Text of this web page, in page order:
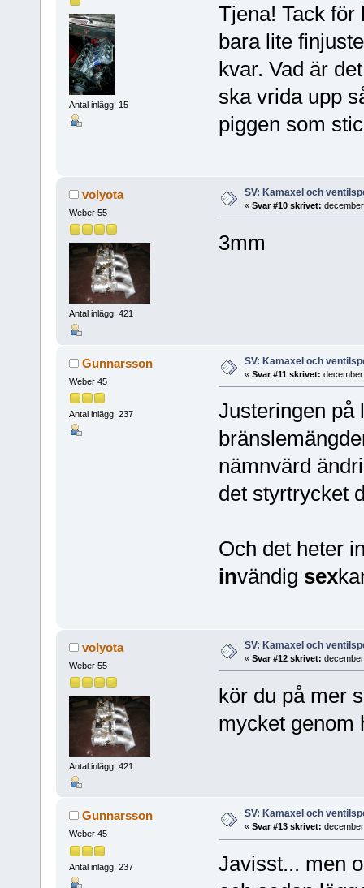
Antal inlägg: 15
Tjena! Tack för
bara lite
kvar. Vad är
ska vrida upp
piggen som
volyota
Weber 55
Antal inlägg: 421
SV: Kamaxel och
« Svar #10 skrivet:
3mm
Gunnarsson
Weber 45
Antal inlägg: 237
SV: Kamaxel och
« Svar #11 skrivet:
Justeringen på
nämnvärd
det styrtrycket
Och det heter
invändig sex
volyota
Weber 55
Antal inlägg: 421
SV: Kamaxel och
« Svar #12 skrivet:
kör du på mer
mycket genom
Gunnarsson
Weber 45
Antal inlägg: 237
SV: Kamaxel och
« Svar #13 skrivet:
Javisst... men